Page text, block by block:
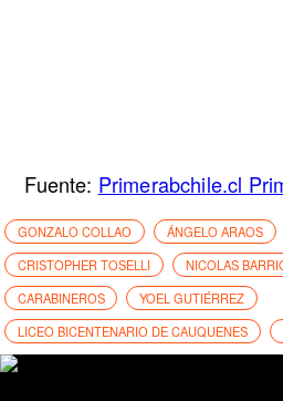
Fuente: Primerabchile.cl
GONZALO COLLAO ÁNGELO ARAOS
CRISTOPHER TOSELLI
NICOLAS
CARABINEROS
YOEL GUTIÉRREZ
LICEO BICENTENARIO DE CAUQUENES